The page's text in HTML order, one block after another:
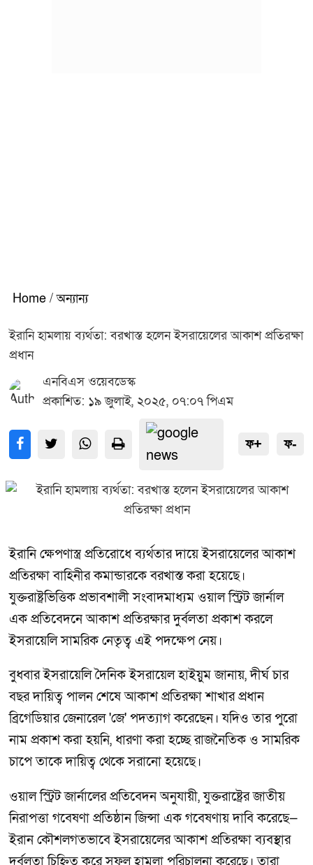
Home / অন্যান্য
ইরানি হামলায় ব্যর্থতা: বরখাস্ত হলেন ইসরায়েলের আকাশ প্রতিরক্ষা
প্রধান
এনবিএস ওয়েবডেস্ক
প্রকাশিত: ১৯ জুলাই, ২০২৫, ০৭:০৭ পিএম
ফ+ ফ-
ইরানি ক্ষেপণাস্ত্র প্রতিরোধে ব্যর্থতার দায়ে ইসরায়েলের আকাশ
প্রতিরক্ষা বাহিনীর কমান্ডারকে বরখাস্ত করা হয়েছে।
যুক্তরাষ্ট্রভিত্তিক প্রভাবশালী সংবাদমাধ্যম ওয়াল স্ট্রিট জার্নাল
এক প্রতিবেদনে আকাশ প্রতিরক্ষার দুর্বলতা প্রকাশ করলে
ইসরায়েলি সামরিক নেতৃত্ব এই পদক্ষেপ নেয়।
বুধবার ইসরায়েলি দৈনিক ইসরায়েল হাইয়ুম জানায়, দীর্ঘ চার
বছর দায়িত্ব পালন শেষে আকাশ প্রতিরক্ষা শাখার প্রধান
ব্রিগেডিয়ার জেনারেল 'জে' পদত্যাগ করেছেন। যদিও তার পুরো
নাম প্রকাশ করা হয়নি, ধারণা করা হচ্ছে রাজনৈতিক ও সামরিক
চাপে তাকে দায়িত্ব থেকে সরানো হয়েছে।
ওয়াল স্ট্রিট জার্নালের প্রতিবেদন অনুযায়ী, যুক্তরাষ্ট্রের জাতীয়
নিরাপত্তা গবেষণা প্রতিষ্ঠান জিন্সা এক গবেষণায় দাবি করেছে—
ইরান কৌশলগতভাবে ইসরায়েলের আকাশ প্রতিরক্ষা ব্যবস্থার